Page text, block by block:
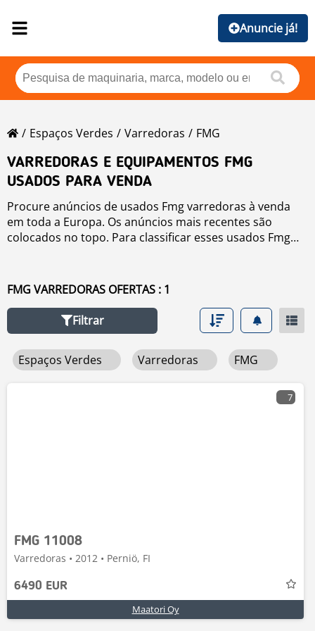
Anuncie já!
Espaços Verdes Varredoras
FMG
VARREDORAS E EQUIPAMENTOS FMG
USADOS PARA VENDA
Procure anúncios de usados Fmg varredoras à venda
em toda a Europa. Os anúncios mais recentes são
colocados no topo. Para classificar esses usados Fmg
pesquisar qualquer usado para venda clique no link.
FMG VARREDORAS OFERTAS : 1
Filtrar
Espaços Verdes Varredoras FMG
7
FMG 11008
Varredoras • 2012 • Perniö, FI
6490 EUR
Maatori Oy